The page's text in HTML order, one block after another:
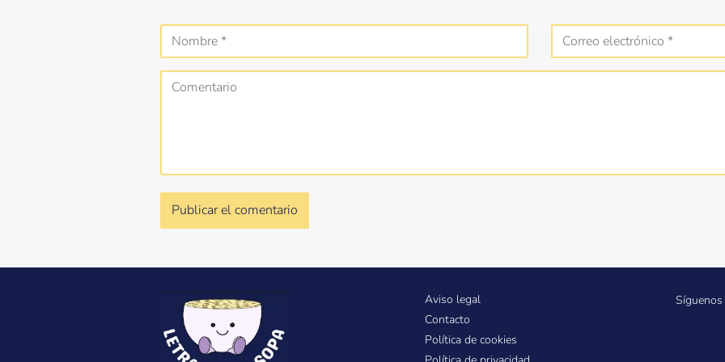
Aviso legal
Contacto
Política de cookies